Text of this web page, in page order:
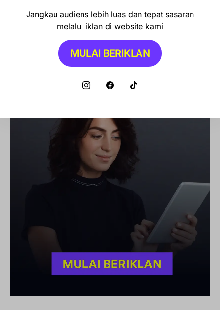
Jangkau audiens lebih luas dan tepat sasaran
melalui iklan di website kami
MULAI BERIKLAN